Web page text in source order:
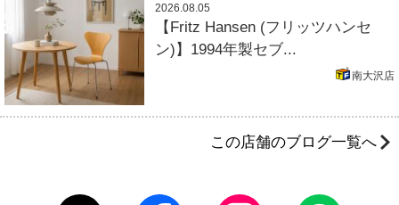
2026.08.05
【Fritz Hansen (フリッツハンセ
ン)】1994年製セブ...
南大沢店
この店舗のブログ一覧へ